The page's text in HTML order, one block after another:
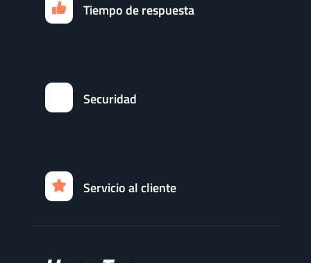
Tiempo de respuesta
Securidad
Servicio al cliente